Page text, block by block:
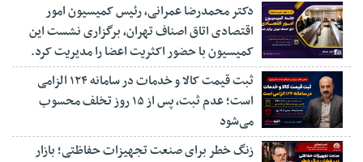
دکتر محمدرضا عمرانی، رئیس کمیسیون امور
اقتصادی اتاق اصناف تهران، برگزاری نشست این
کمیسیون با حضور اکثریت اعضا را مدیریت کرد.
ثبت قیمت کالا و خدمات در سامانه ۱۲۴ الزامی
است؛ عدم ثبت، پس از ۱۵ روز تخلف محسوب
می‌شود
زنگ خطر برای صنعت تجهیزات حفاظتی؛ بازار